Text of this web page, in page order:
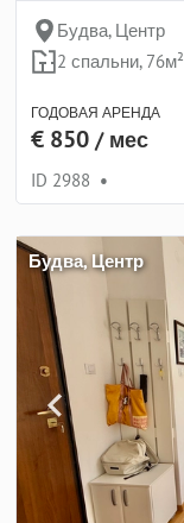
Будва, Центр
2 спальни, 76м²
ГОДОВАЯ АРЕНДА
€ 850 / мес
ID 2988 •
Будва, Центр